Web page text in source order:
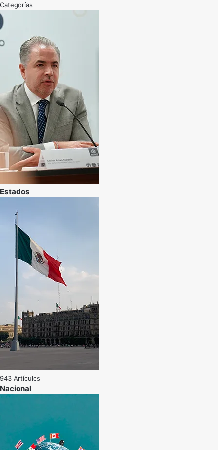
Categorías
Estados
943 Artículos
Nacional